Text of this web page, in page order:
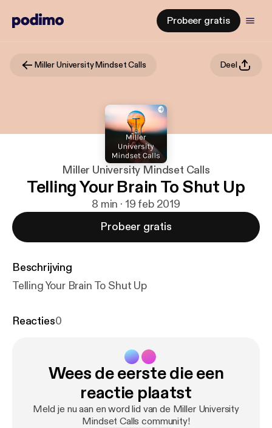
Probeer gratis
Miller University Mindset Calls Deel
Miller University Mindset Calls
Telling Your Brain To Shut Up
8 min · 19 feb 2019
Probeer gratis
Beschrijving
Telling Your Brain To Shut Up
Reacties0
Wees de eerste die een
reactie plaatst
Meld je nu aan en word lid van de Miller University
Mindset Calls community!